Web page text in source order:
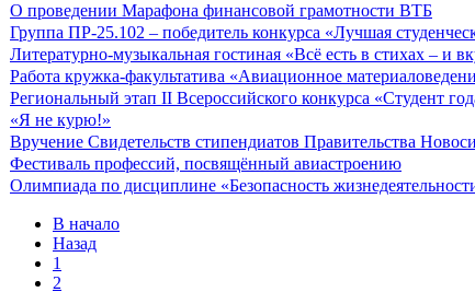
О проведении Марафона финансовой грамотности ВТБ
Группа ПР-25.102 – победитель конкурса «Лучшая
Литературно-музыкальная гостиная «Всё есть в стихах – и
Работа кружка-факультатива «Авиационное
Региональный этап II Всероссийского конкурса «Студент
«Я не курю!»
Вручение Свидетельств стипендиатов Правительства
Фестиваль профессий, посвящённый авиастроению
Олимпиада по дисциплине «Безопасность
В начало
Назад
1
2